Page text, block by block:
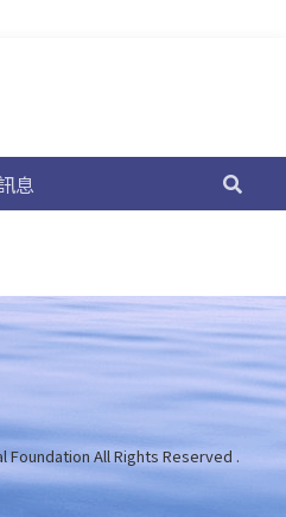
息
Foundation All Rights Reserved .